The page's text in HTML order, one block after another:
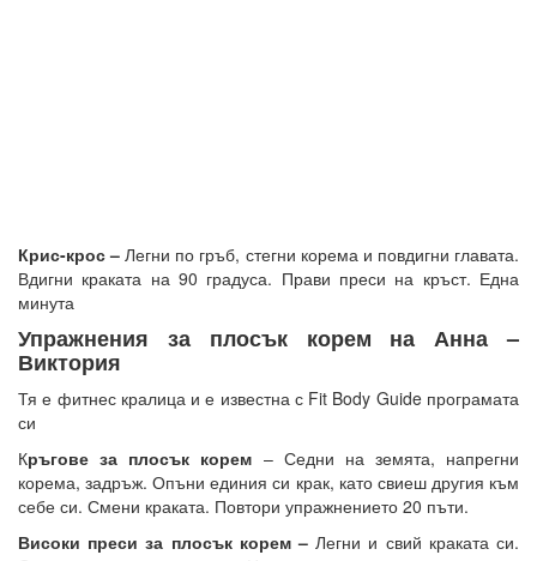
Крис-крос – Легни по гръб, стегни корема и повдигни главата.
Вдигни краката на 90 градуса. Прави преси на кръст. Една
минута
Упражнения за плосък корем на Анна –
Виктория
Тя е фитнес кралица и е известна с Fit Body Guide програмата
си
Кръгове за плосък корем – Седни на земята, напрегни
корема, задръж. Опъни единия си крак, като свиеш другия към
себе си. Смени краката. Повтори упражнението 20 пъти.
Високи преси за плосък корем – Легни и свий краката си.